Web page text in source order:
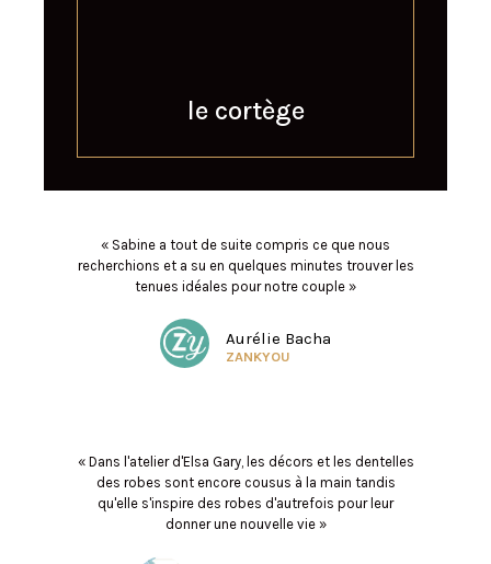
le cortège
« Sabine a tout de suite compris ce que nous
recherchions et a su en quelques minutes trouver les
tenues idéales pour notre couple »
Aurélie Bacha
ZANKYOU
« Dans l'atelier d'Elsa Gary, les décors et les dentelles
des robes sont encore cousus à la main tandis
qu'elle s'inspire des robes d'autrefois pour leur
donner une nouvelle vie »